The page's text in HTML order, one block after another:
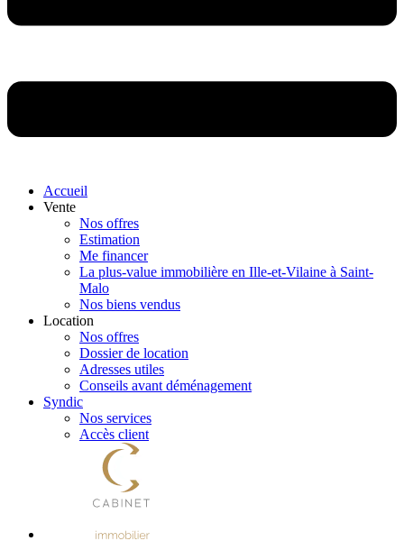
Accueil
Vente
Nos offres
Estimation
Me financer
La plus-value immobilière en Ille-et-Vilaine à Saint-
Malo
Nos biens vendus
Location
Nos offres
Dossier de location
Adresses utiles
Conseils avant déménagement
Syndic
Nos services
Accès client